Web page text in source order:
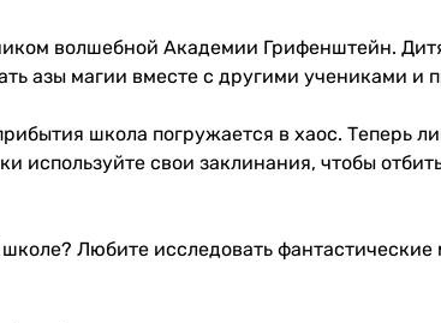
волшебной Академии Грифенштейн.
азы магии вместе с другими учениками и
школа погружается в хаос. Теперь
используйте свои заклинания, чтобы
Любите исследовать